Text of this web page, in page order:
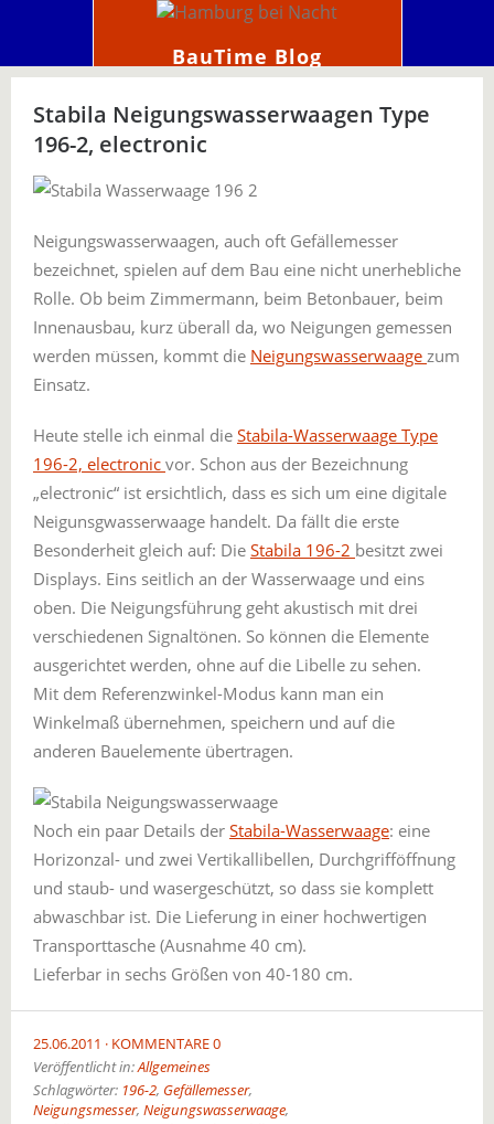
BauTime Blog
Stabila Neigungswasserwaagen Type
196-2, electronic
Neigungswasserwaagen, auch oft Gefällemesser
bezeichnet, spielen auf dem Bau eine nicht unerhebliche
Rolle. Ob beim Zimmermann, beim Betonbauer, beim
Innenausbau, kurz überall da, wo Neigungen gemessen
werden müssen, kommt die Neigungswasserwaage zum
Einsatz.
Heute stelle ich einmal die Stabila-Wasserwaage Type
196-2, electronic vor. Schon aus der Bezeichnung
„electronic“ ist ersichtlich, dass es sich um eine digitale
Neigunsgwasserwaage handelt. Da fällt die erste
Besonderheit gleich auf: Die Stabila 196-2 besitzt zwei
Displays. Eins seitlich an der Wasserwaage und eins
oben. Die Neigungsführung geht akustisch mit drei
verschiedenen Signaltönen. So können die Elemente
ausgerichtet werden, ohne auf die Libelle zu sehen.
Mit dem Referenzwinkel-Modus kann man ein
Winkelmaß übernehmen, speichern und auf die
anderen Bauelemente übertragen.
Noch ein paar Details der Stabila-Wasserwaage: eine
Horizonzal- und zwei Vertikallibellen, Durchgrifföffnung
und staub- und wasergeschützt, so dass sie komplett
abwaschbar ist. Die Lieferung in einer hochwertigen
Transporttasche (Ausnahme 40 cm).
Lieferbar in sechs Größen von 40-180 cm.
25.06.2011
KOMMENTARE 0
Veröffentlicht in:Allgemeines
Schlagwörter: 196-2, Gefällemesser,
Neigungsmesser, Neigungswasserwaage,